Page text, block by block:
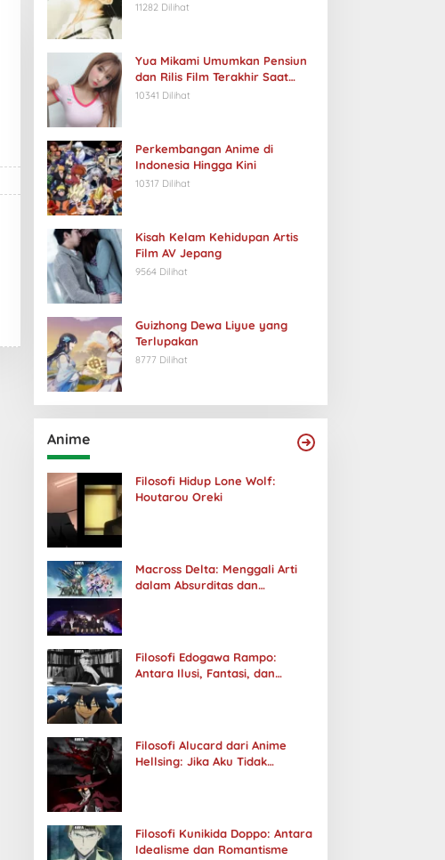
11282 Dilihat
Yua Mikami Umumkan Pensiun
dan Rilis Film Terakhir Saat
Ulang Tahun
10341 Dilihat
Perkembangan Anime di
Indonesia Hingga Kini
10317 Dilihat
Kisah Kelam Kehidupan Artis
Film AV Jepang
9564 Dilihat
Guizhong Dewa Liyue yang
Terlupakan
8777 Dilihat
Anime
Filosofi Hidup Lone Wolf:
Houtarou Oreki
Macross Delta: Menggali Arti
dalam Absurditas dan
Filosofi Edogawa Rampo:
Antara Ilusi, Fantasi, dan
Filosofi Alucard dari Anime
Hellsing: Jika Aku Tidak
Filosofi Kunikida Doppo: Antara
Idealisme dan Romantisme